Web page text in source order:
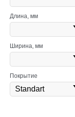
Длина, мм
Ширина, мм
Покрытие